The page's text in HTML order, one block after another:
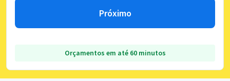
Próximo
Orçamentos em até 60 minutos